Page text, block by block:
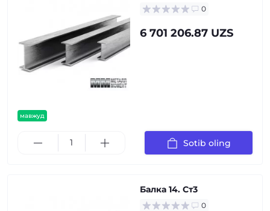
мавжуд
0
6 701 206.87 UZS
Sotib oling
Балка 14. Ст3
0